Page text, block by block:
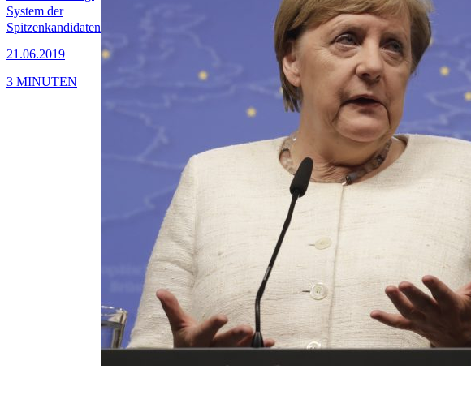
System der
Spitzenkandidaten
21.06.2019
3 MINUTEN